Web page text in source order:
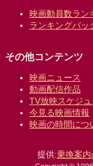
映画動員数ラン
ランキングバッ
その他コンテンツ
映画ニュース
動画配信作品
TV放映スケジ
今見る映画情報
映画の時間につ
提供:乗換案